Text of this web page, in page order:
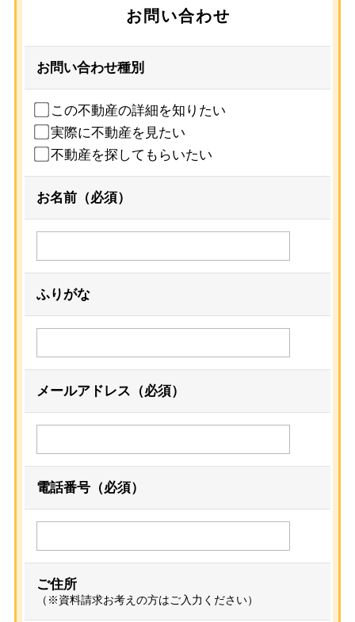
お問い合わせ
お問い合わせ種別
この不動産の詳細を知りたい
実際に不動産を見たい
不動産を探してもらいたい
お名前（必須）
ふりがな
メールアドレス（必須）
電話番号（必須）
ご住所
（※資料請求お考えの方はご入力ください）